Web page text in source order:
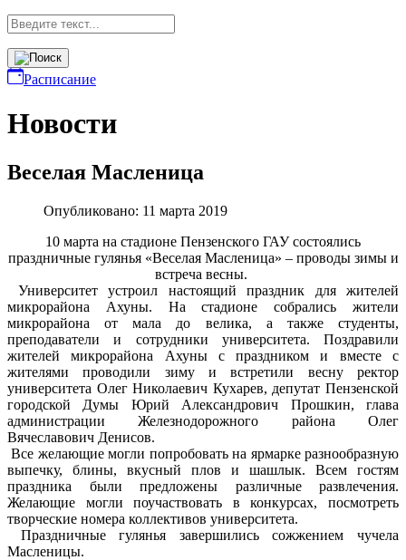
Расписание
Новости
Веселая Масленица
Опубликовано: 11 марта 2019
10 марта на стадионе Пензенского ГАУ состоялись
праздничные гулянья «Веселая Масленица» – проводы зимы и
встреча весны.
Университет устроил настоящий праздник для жителей
микрорайона Ахуны. На стадионе собрались жители
микрорайона от мала до велика, а также студенты,
преподаватели и сотрудники университета. Поздравили
жителей микрорайона Ахуны с праздником и вместе с
жителями проводили зиму и встретили весну ректор
университета Олег Николаевич Кухарев, депутат Пензенской
городской Думы Юрий Александрович Прошкин, глава
администрации Железнодорожного района Олег
Вячеславович Денисов.
Все желающие могли попробовать на ярмарке разнообразную
выпечку, блины, вкусный плов и шашлык. Всем гостям
праздника были предложены различные развлечения.
Желающие могли поучаствовать в конкурсах, посмотреть
творческие номера коллективов университета.
Праздничные гулянья завершились сожжением чучела
Масленицы.